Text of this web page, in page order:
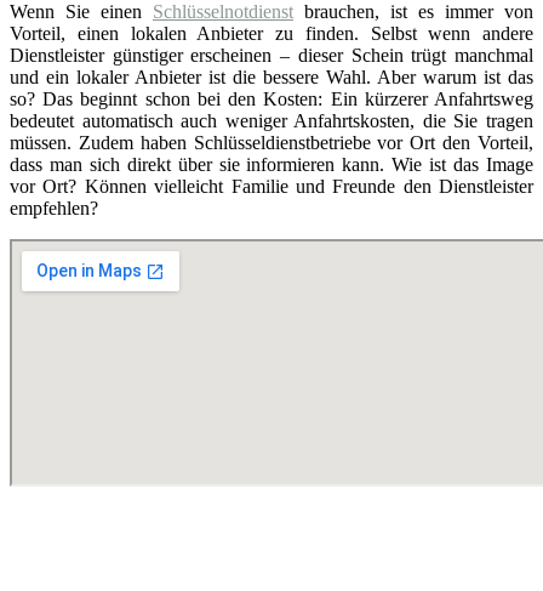
Wenn Sie einen Schlüsselnotdienst brauchen, ist es immer von
Vorteil, einen lokalen Anbieter zu finden. Selbst wenn andere
Dienstleister günstiger erscheinen – dieser Schein trügt manchmal
und ein lokaler Anbieter ist die bessere Wahl. Aber warum ist das
so? Das beginnt schon bei den Kosten: Ein kürzerer Anfahrtsweg
bedeutet automatisch auch weniger Anfahrtskosten, die Sie tragen
müssen. Zudem haben Schlüsseldienstbetriebe vor Ort den Vorteil,
dass man sich direkt über sie informieren kann. Wie ist das Image
vor Ort? Können vielleicht Familie und Freunde den Dienstleister
empfehlen?